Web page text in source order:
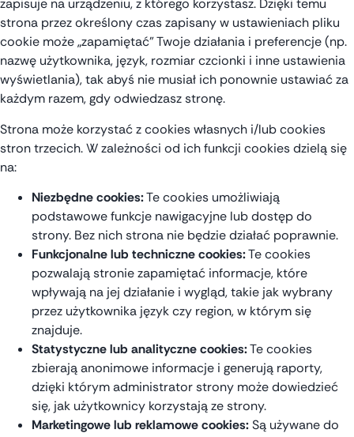
zapisuje na urządzeniu, z którego korzystasz. Dzięki temu
strona przez określony czas zapisany w ustawieniach pliku
cookie może „zapamiętać” Twoje działania i preferencje (np.
nazwę użytkownika, język, rozmiar czcionki i inne ustawienia
wyświetlania), tak abyś nie musiał ich ponownie ustawiać za
każdym razem, gdy odwiedzasz stronę.
Strona może korzystać z cookies własnych i/lub cookies
stron trzecich. W zależności od ich funkcji cookies dzielą się
na:
Niezbędne cookies:Te cookies umożliwiają
podstawowe funkcje nawigacyjne lub dostęp do
strony. Bez nich strona nie będzie działać poprawnie.
Funkcjonalne lub techniczne cookies:Te cookies
pozwalają stronie zapamiętać informacje, które
wpływają na jej działanie i wygląd, takie jak wybrany
przez użytkownika język czy region, w którym się
znajduje.
Statystyczne lub analityczne cookies:Te cookies
zbierają anonimowe informacje i generują raporty,
dzięki którym administrator strony może dowiedzieć
się, jak użytkownicy korzystają ze strony.
Marketingowe lub reklamowe cookies:Są używane do